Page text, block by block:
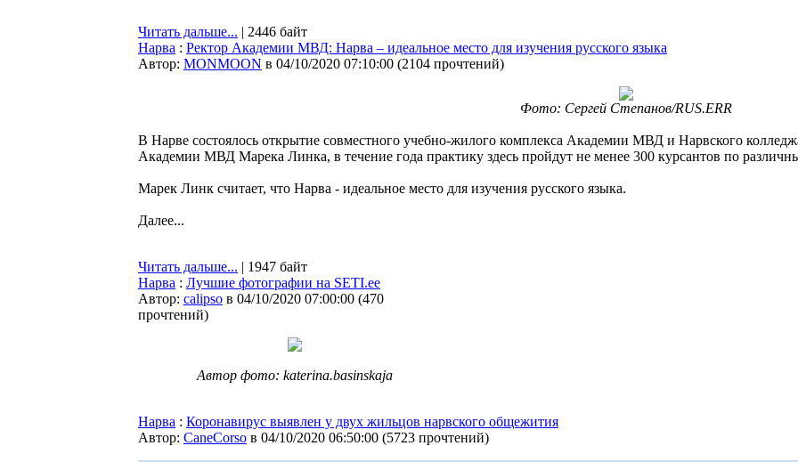
Читать дальше... | 2446 байт
Нарва : Ректор Академии МВД: Нарва – идеальное место для изучения русского языка
Автор: MONMOON в 04/10/2020 07:10:00 (2104 прочтений)
Фото: Сергей Степанов/RUS.ERR
В Нарве состоялось открытие совместного учебно-жилого комплекса Академии МВД и Нарвского
Академии МВД Марека Линка, в течение года практику здесь пройдут не менее 300 курсантов по
Марек Линк считает, что Нарва - идеальное место для изучения русского языка.
Далее...
Читать дальше... | 1947 байт
Нарва : Лучшие фотографии на SETI.ee
Автор: calipso в 04/10/2020 07:00:00 (470
прочтений)
Автор фото: katerina.basinskaja
Нарва : Коронавирус выявлен у двух жильцов нарвского общежития
Автор: CaneCorso в 04/10/2020 06:50:00 (5723 прочтений)